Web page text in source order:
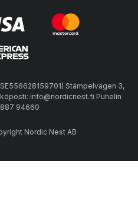
Stämpelvägen 3,
info@nordicnest.fi Puhelin
94660
Nordic Nest AB